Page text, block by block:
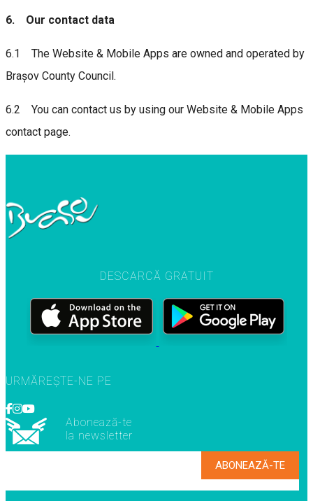
6. Our contact data
6.1 The Website & Mobile Apps are owned and operated by
Brașov County Council.
6.2 You can contact us by using our Website & Mobile Apps
contact page.
DESCARCĂ GRATUIT
URMĂREȘTE-NE PE
Abonează-te
la newsletter